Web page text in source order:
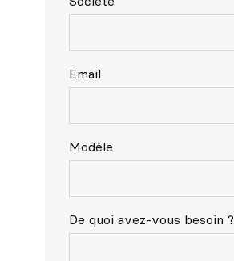
Email
Modèle
De quoi avez-vous besoin ?